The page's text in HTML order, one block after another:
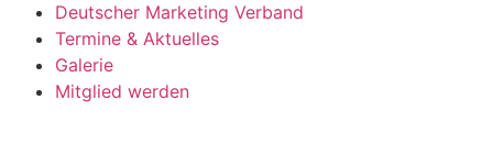
Deutscher Marketing Verband
Termine & Aktuelles
Galerie
Mitglied werden